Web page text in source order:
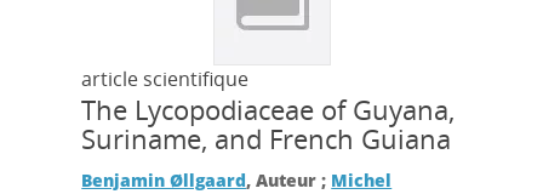
article scientifique
The Lycopodiaceae of Guyana,
Suriname, and French Guiana
Benjamin Øllgaard, Auteur ; Michel